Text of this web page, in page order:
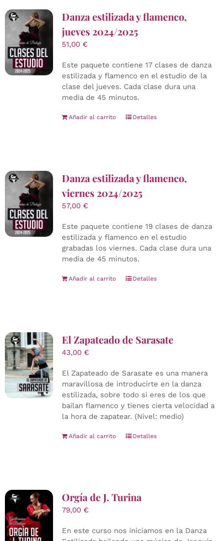
Danza estilizada y flamenco,
jueves 2024/2025
51,00 €
Este paquete contiene 17 clases de danza
estilizada y flamenco en el estudio de la
clase del jueves. Cada clase dura una
media de 45 minutos.
Añadir al carrito Detalles
Danza estilizada y flamenco,
viernes 2024/2025
57,00 €
Este paquete contiene 19 clases de danza
estilizada y flamenco en el estudio
grabadas los viernes. Cada clase dura una
media de 45 minutos.
Añadir al carrito Detalles
El Zapateado de Sarasate
43,00 €
El Zapateado de Sarasate es una manera
maravillosa de introducirte en la danza
estilizada, sobre todo si eres de los que
bailan flamenco y tienes cierta velocidad a
la hora de zapatear. (Nivel: medio)
Añadir al carrito Detalles
Orgía de J. Turina
79,00 €
En este curso nos iniciamos en la Danza